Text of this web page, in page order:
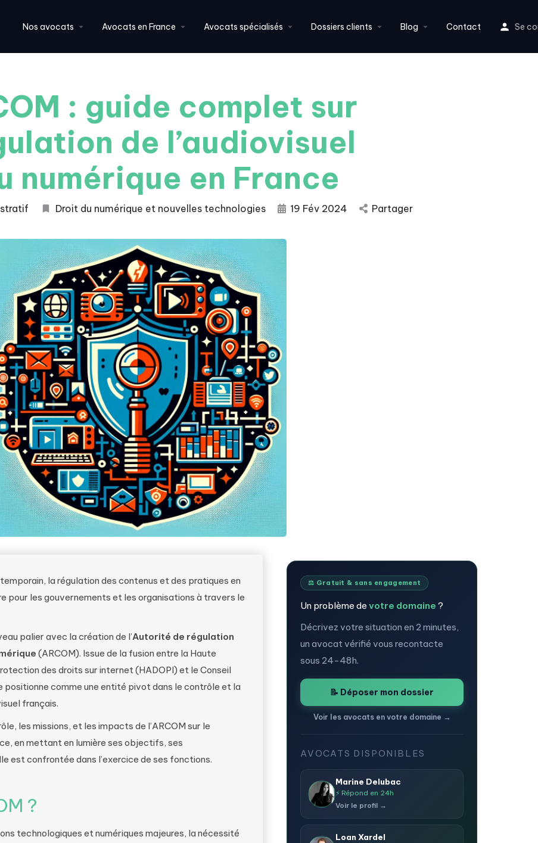
Nos avocats Avocats en France Avocats spécialisés Dossiers clients Blog Contact Se
: guide complet sur
de l’audiovisuel
numérique en France
Droit du numérique et nouvelles technologies 19 Fév 2024 Partager
la régulation des contenus et des pratiques en
pour les gouvernements et les organisations à travers le
palier avec la création de l’Autorité de régulation
(ARCOM). Issue de la fusion entre la Haute
des droits sur internet (HADOPI) et le Conseil
positionne comme une entité pivot dans le contrôle et la
français.
les missions, et les impacts de l’ARCOM sur le
en mettant en lumière ses objectifs, ses
est confrontée dans l’exercice de ses fonctions.
?
technologiques et numériques majeures, la nécessité
⚖️ Gratuit & sans engagement
Un problème de votre domaine ?
Décrivez votre situation en 2 minutes,
un avocat vérifié vous recontacte
sous 24-48h.
📝 Déposer mon dossier
Voir les avocats en votre domaine →
AVOCATS DISPONIBLES
Marine Delubac
⚡ Répond en 24h
Voir le profil →
Loan Xardel